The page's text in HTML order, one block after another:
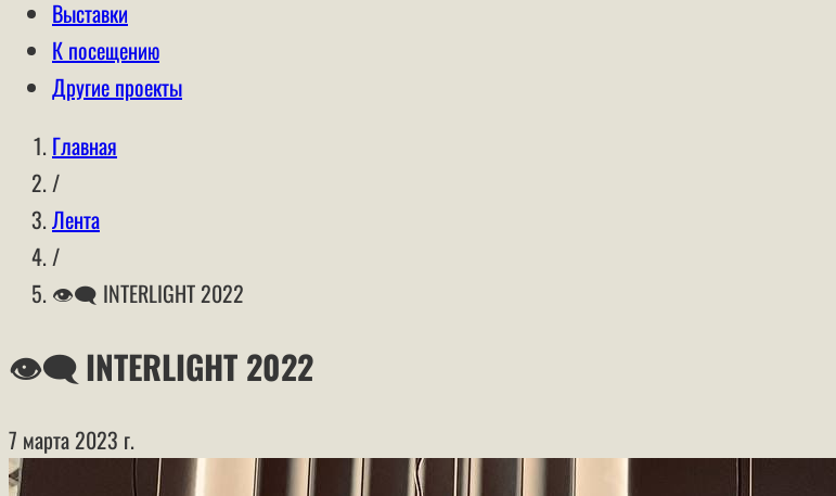
Выставки
К посещению
Другие проекты
Главная
/
Лента
/
👁‍🗨 INTERLIGHT 2022
👁‍🗨 INTERLIGHT 2022
7 марта 2023 г.